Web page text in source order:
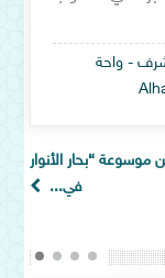
- واحة
موسوعة “بحار الأنوار
في...